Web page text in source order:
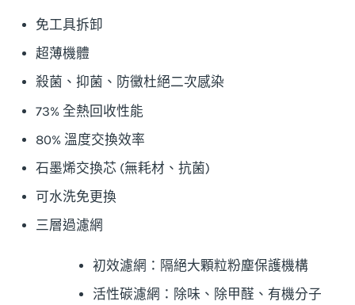
免工具拆卸
超薄機體
殺菌、抑菌、防黴杜絕二次感染
73% 全熱回收性能
80% 溫度交換效率
石墨烯交換芯 (無耗材、抗菌)
可水洗免更換
三層過濾網
初效濾網：隔絕大顆粒粉塵保護機構
活性碳濾網：除味、除甲醛、有機分子